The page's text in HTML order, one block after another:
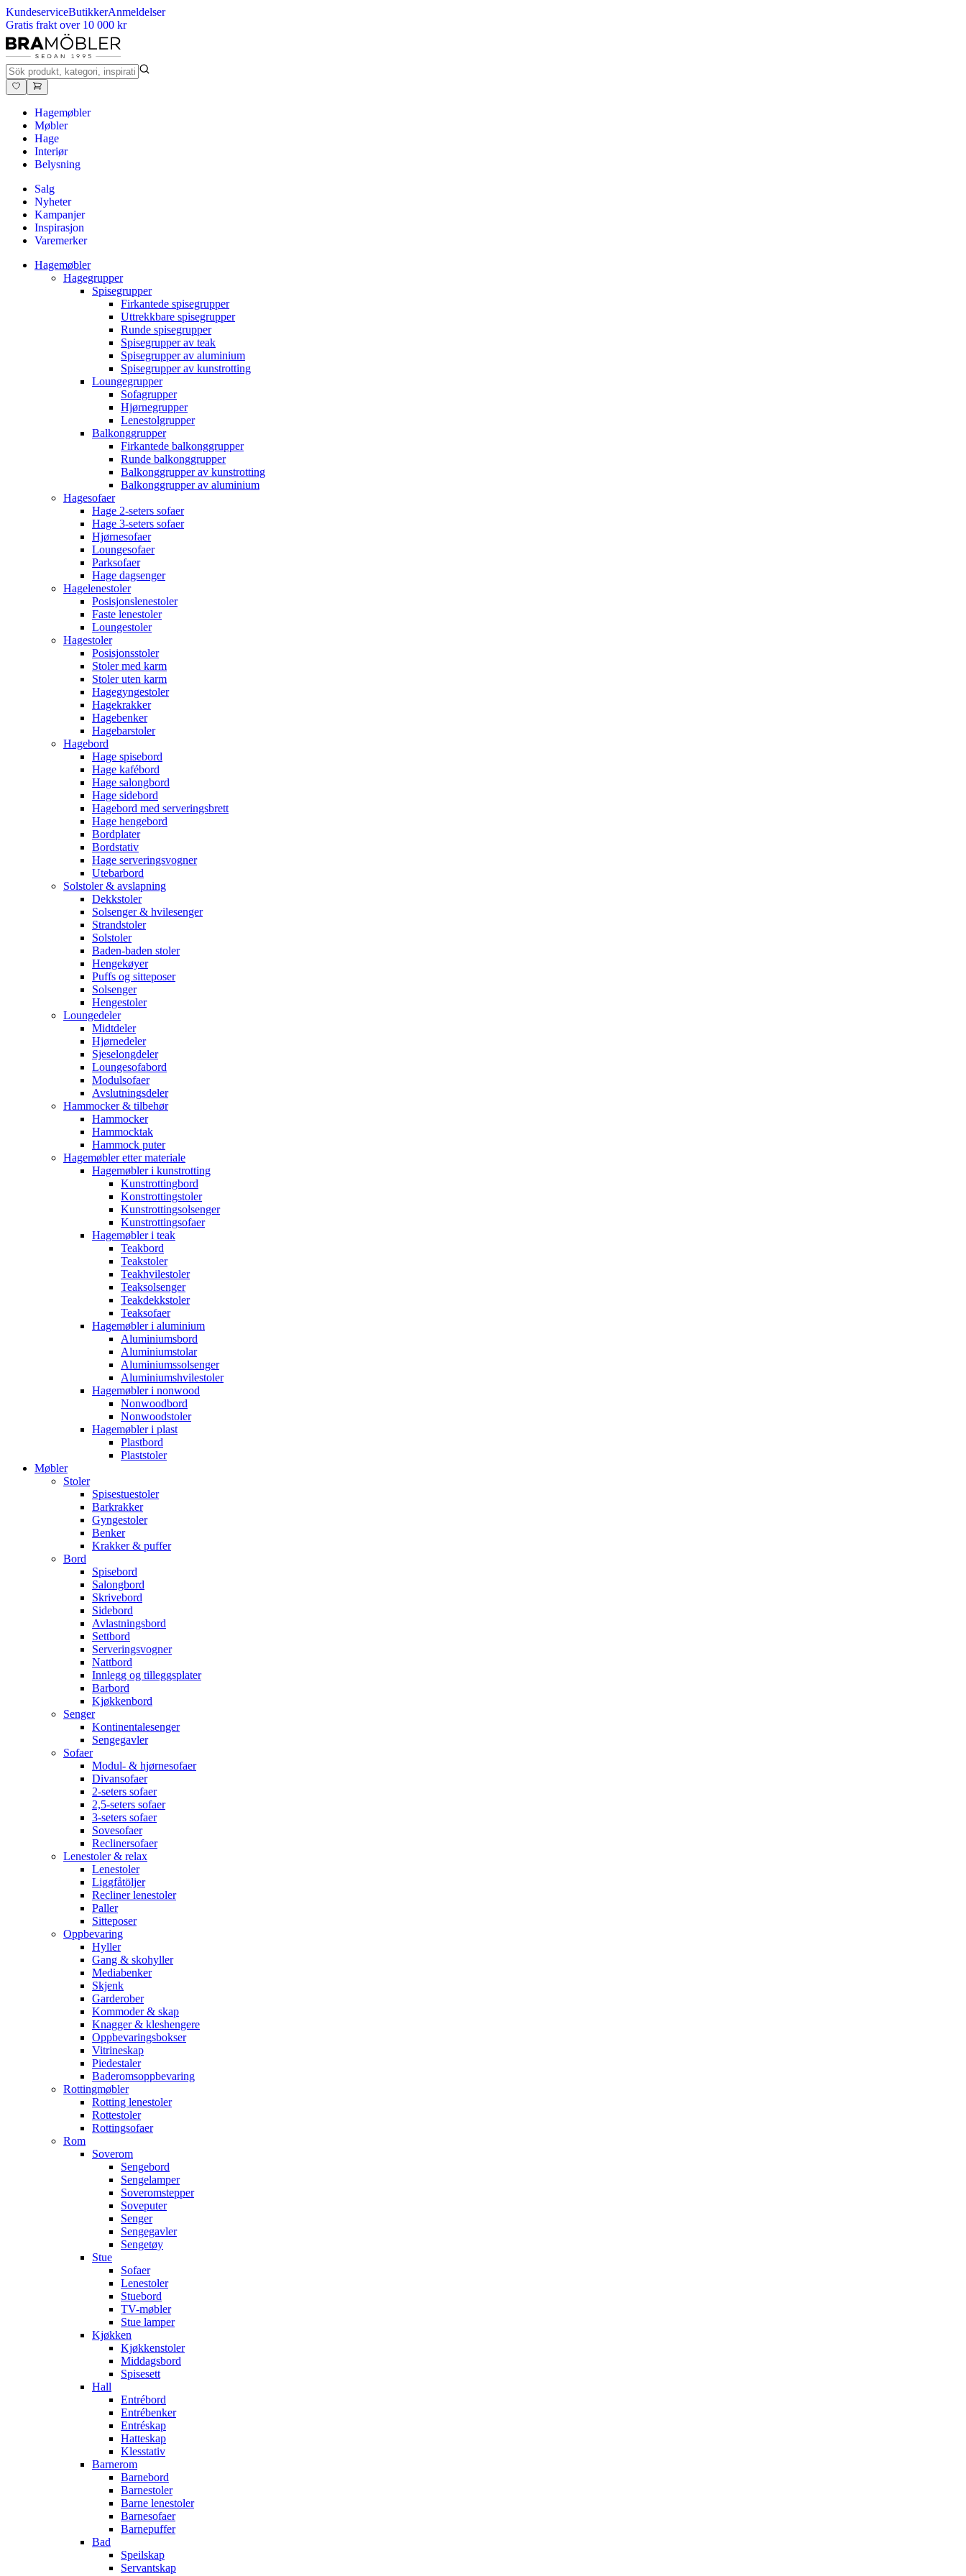
KundeserviceButikkerAnmeldelser
Gratis frakt over 10 000 kr
Hagemøbler
Møbler
Hage
Interiør
Belysning
Salg
Nyheter
Kampanjer
Inspirasjon
Varemerker
Hagemøbler
Hagegrupper
Spisegrupper
Firkantede spisegrupper
Uttrekkbare spisegrupper
Runde spisegrupper
Spisegrupper av teak
Spisegrupper av aluminium
Spisegrupper av kunstrotting
Loungegrupper
Sofagrupper
Hjørnegrupper
Lenestolgrupper
Balkonggrupper
Firkantede balkonggrupper
Runde balkonggrupper
Balkonggrupper av kunstrotting
Balkonggrupper av aluminium
Hagesofaer
Hage 2-seters sofaer
Hage 3-seters sofaer
Hjørnesofaer
Loungesofaer
Parksofaer
Hage dagsenger
Hagelenestoler
Posisjonslenestoler
Faste lenestoler
Loungestoler
Hagestoler
Posisjonsstoler
Stoler med karm
Stoler uten karm
Hagegyngestoler
Hagekrakker
Hagebenker
Hagebarstoler
Hagebord
Hage spisebord
Hage kafébord
Hage salongbord
Hage sidebord
Hagebord med serveringsbrett
Hage hengebord
Bordplater
Bordstativ
Hage serveringsvogner
Utebarbord
Solstoler & avslapning
Dekkstoler
Solsenger & hvilesenger
Strandstoler
Solstoler
Baden-baden stoler
Hengekøyer
Puffs og sitteposer
Solsenger
Hengestoler
Loungedeler
Midtdeler
Hjørnedeler
Sjeselongdeler
Loungesofabord
Modulsofaer
Avslutningsdeler
Hammocker & tilbehør
Hammocker
Hammocktak
Hammock puter
Hagemøbler etter materiale
Hagemøbler i kunstrotting
Kunstrottingbord
Konstrottingstoler
Kunstrottingsolsenger
Kunstrottingsofaer
Hagemøbler i teak
Teakbord
Teakstoler
Teakhvilestoler
Teaksolsenger
Teakdekkstoler
Teaksofaer
Hagemøbler i aluminium
Aluminiumsbord
Aluminiumstolar
Aluminiumssolsenger
Aluminiumshvilestoler
Hagemøbler i nonwood
Nonwoodbord
Nonwoodstoler
Hagemøbler i plast
Plastbord
Plaststoler
Møbler
Stoler
Spisestuestoler
Barkrakker
Gyngestoler
Benker
Krakker & puffer
Bord
Spisebord
Salongbord
Skrivebord
Sidebord
Avlastningsbord
Settbord
Serveringsvogner
Nattbord
Innlegg og tilleggsplater
Barbord
Kjøkkenbord
Senger
Kontinentalesenger
Sengegavler
Sofaer
Modul- & hjørnesofaer
Divansofaer
2-seters sofaer
2,5-seters sofaer
3-seters sofaer
Sovesofaer
Reclinersofaer
Lenestoler & relax
Lenestoler
Liggfåtöljer
Recliner lenestoler
Paller
Sitteposer
Oppbevaring
Hyller
Gang & skohyller
Mediabenker
Skjenk
Garderober
Kommoder & skap
Knagger & kleshengere
Oppbevaringsbokser
Vitrineskap
Piedestaler
Baderomsoppbevaring
Rottingmøbler
Rotting lenestoler
Rottestoler
Rottingsofaer
Rom
Soverom
Sengebord
Sengelamper
Soveromstepper
Soveputer
Senger
Sengegavler
Sengetøy
Stue
Sofaer
Lenestoler
Stuebord
TV-møbler
Stue lamper
Kjøkken
Kjøkkenstoler
Middagsbord
Spisesett
Hall
Entrébord
Entrébenker
Entréskap
Hatteskap
Klesstativ
Barnerom
Barnebord
Barnestoler
Barne lenestoler
Barnesofaer
Barnepuffer
Bad
Speilskap
Servantskap